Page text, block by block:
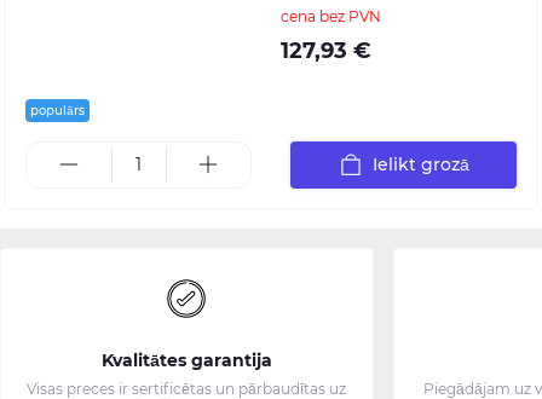
populārs
cena bez PVN
127,93 €
Ielikt grozā
Kvalitātes garantija
Visas preces ir sertificētas un pārbaudītas uz
Piegādājam uz